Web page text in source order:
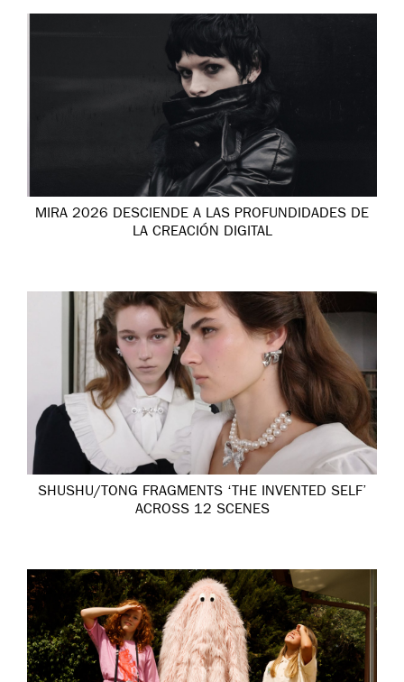
MIRA 2026 DESCIENDE A LAS PROFUNDIDADES DE
LA CREACIÓN DIGITAL
SHUSHU/TONG FRAGMENTS ‘THE INVENTED SELF’
ACROSS 12 SCENES